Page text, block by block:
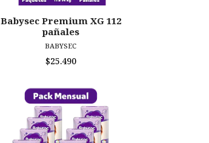
Babysec Premium XG 112
pañales
BABYSEC
$25.490